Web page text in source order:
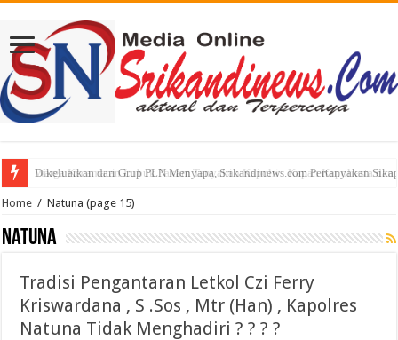
Warga Kecamatan Lubuk Pakam Tanyakan Kapolri : Kapan Kapolresta
Home / Natuna (page 15)
Natuna
Tradisi Pengantaran Letkol Czi Ferry
Kriswardana , S .Sos , Mtr (Han) , Kapolres
Natuna Tidak Menghadiri ? ? ? ?